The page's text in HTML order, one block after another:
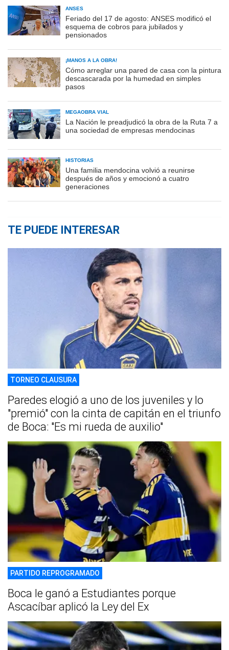
ANSES
Feriado del 17 de agosto: ANSES modificó el
esquema de cobros para jubilados y
pensionados
¡MANOS A LA OBRA!
Cómo arreglar una pared de casa con la pintura
descascarada por la humedad en simples
pasos
MEGAOBRA VIAL
La Nación le preadjudicó la obra de la Ruta 7 a
una sociedad de empresas mendocinas
HISTORIAS
Una familia mendocina volvió a reunirse
después de años y emocionó a cuatro
generaciones
TE PUEDE INTERESAR
TORNEO CLAUSURA
Paredes elogió a uno de los juveniles y lo
"premió" con la cinta de capitán en el triunfo
de Boca: "Es mi rueda de auxilio"
PARTIDO REPROGRAMADO
Boca le ganó a Estudiantes porque
Ascacíbar aplicó la Ley del Ex